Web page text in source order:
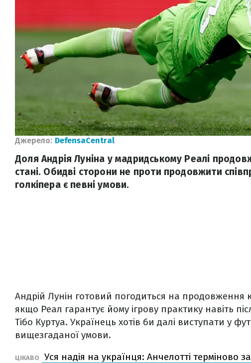
Джерело: DefensaCentral
Доля Андрія Луніна у мадридському Реалі
стані. Обидві сторони не проти продовжити
голкіпера є певні умови.
Андрій Лунін готовий погодиться на продовження
якщо Реал гарантує йому ігрову практику навіть
Тібо Куртуа. Українець хотів би далі виступати у
вищезгаданої умови.
ЦІКАВО
Уся надія на українця: Анчелотті терміново